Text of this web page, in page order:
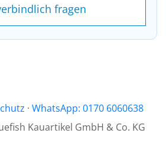
fragen
· WhatsApp: 0170 6060638
Kauartikel GmbH & Co. KG